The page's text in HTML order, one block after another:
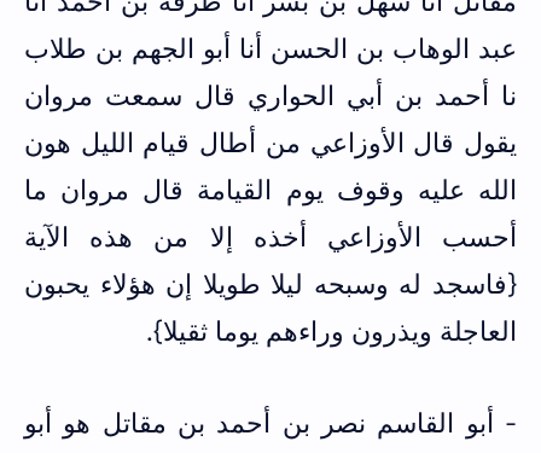
عبد الوهاب بن الحسن أنا أبو الجهم بن طلاب
نا أحمد بن أبي الحواري قال سمعت مروان
يقول قال الأوزاعي من أطال قيام الليل هون
الله عليه وقوف يوم القيامة قال مروان ما
أحسب الأوزاعي أخذه إلا من هذه الآية
{فاسجد له وسبحه ليلا طويلا إن هؤلاء يحبون
العاجلة ويذرون وراءهم يوما ثقيلا}.
- أبو القاسم نصر بن أحمد بن مقاتل هو أبو